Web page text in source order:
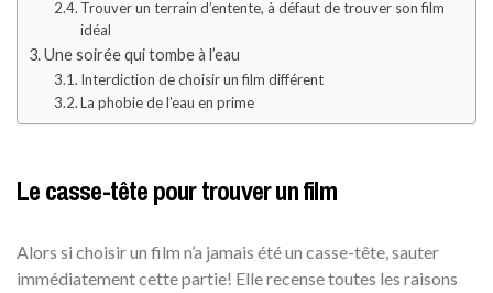
Trouver un terrain d’entente, à défaut de trouver son film
idéal
Une soirée qui tombe à l’eau
Interdiction de choisir un film différent
La phobie de l’eau en prime
Le casse-tête pour trouver un film
Alors si choisir un film n’a jamais été un casse-tête, sauter
immédiatement cette partie! Elle recense toutes les raisons